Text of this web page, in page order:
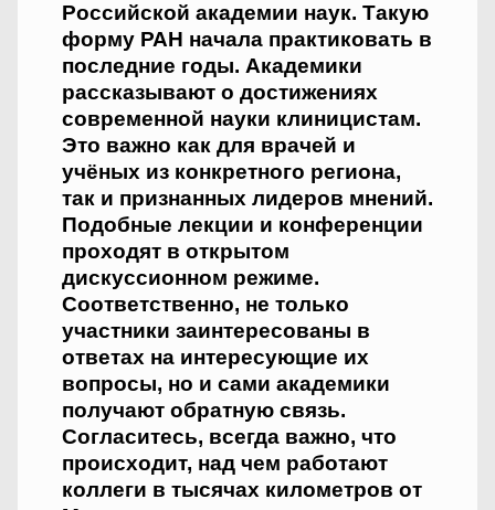
Российской академии наук. Такую
форму РАН начала практиковать в
последние годы. Академики
рассказывают о достижениях
современной науки клиницистам.
Это важно как для врачей и
учёных из конкретного региона,
так и признанных лидеров мнений.
Подобные лекции и конференции
проходят в открытом
дискуссионном режиме.
Соответственно, не только
участники заинтересованы в
ответах на интересующие их
вопросы, но и сами академики
получают обратную связь.
Согласитесь, всегда важно, что
происходит, над чем работают
коллеги в тысячах километров от